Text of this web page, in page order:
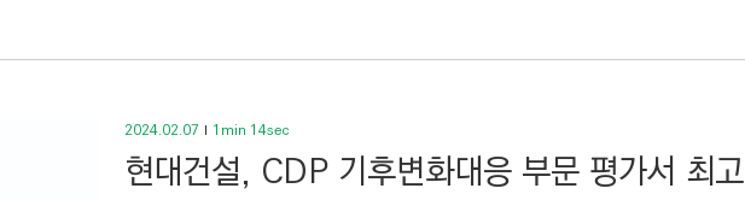
2024.02.07 1min 14sec
현대건설, CDP 기후변화대응 부문 평가서 최